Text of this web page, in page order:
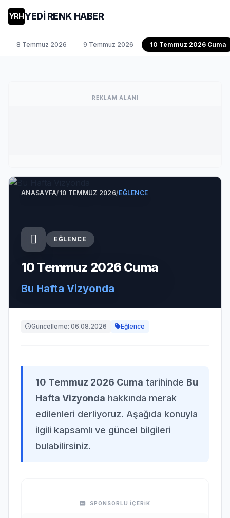
YRHYEDİ RENK HABER
8 Temmuz 2026 9 Temmuz 2026 10 Temmuz 2026 Cuma
REKLAM ALANI
ANASAYFA/10 TEMMUZ 2026/EĞLENCE
EĞLENCE
10 Temmuz 2026 Cuma
Bu Hafta Vizyonda
Güncelleme: 06.08.2026 Eğlence
10 Temmuz 2026 Cuma tarihinde Bu
Hafta Vizyonda hakkında merak
edilenleri derliyoruz. Aşağıda konuyla
ilgili kapsamlı ve güncel bilgileri
bulabilirsiniz.
SPONSORLU İÇERİK